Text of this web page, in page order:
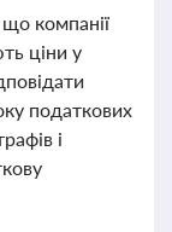
компанії
ціни у
податкових
і